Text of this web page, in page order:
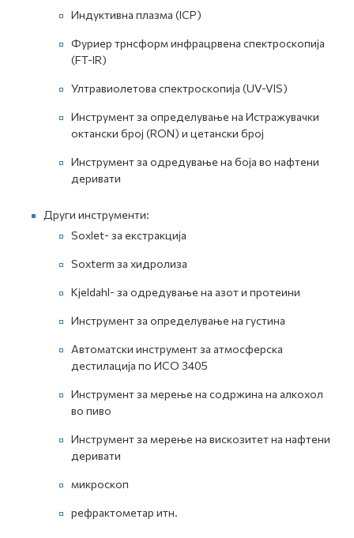
Индуктивна плазма (ICP)
Фуриер трнсформ инфрацрвена спектроскопија
(FT-IR)
Ултравиолетова спектроскопија (UV-VIS)
Инструмент за определување на Истражувачки
октански број (RON) и цетански број
Инструмент за одредување на боја во нафтени
деривати
Други инструменти:
Soxlet- за екстракција
Soxterm за хидролиза
Kjeldahl- за одредување на азот и протеини
Инструмент за определување на густина
Автоматски инструмент за атмосферска
дестилација по ИСО 3405
Инструмент за мерење на содржина на алкохол
во пиво
Инструмент за мерење на вискозитет на нафтени
деривати
микроскоп
рефрактометар итн.